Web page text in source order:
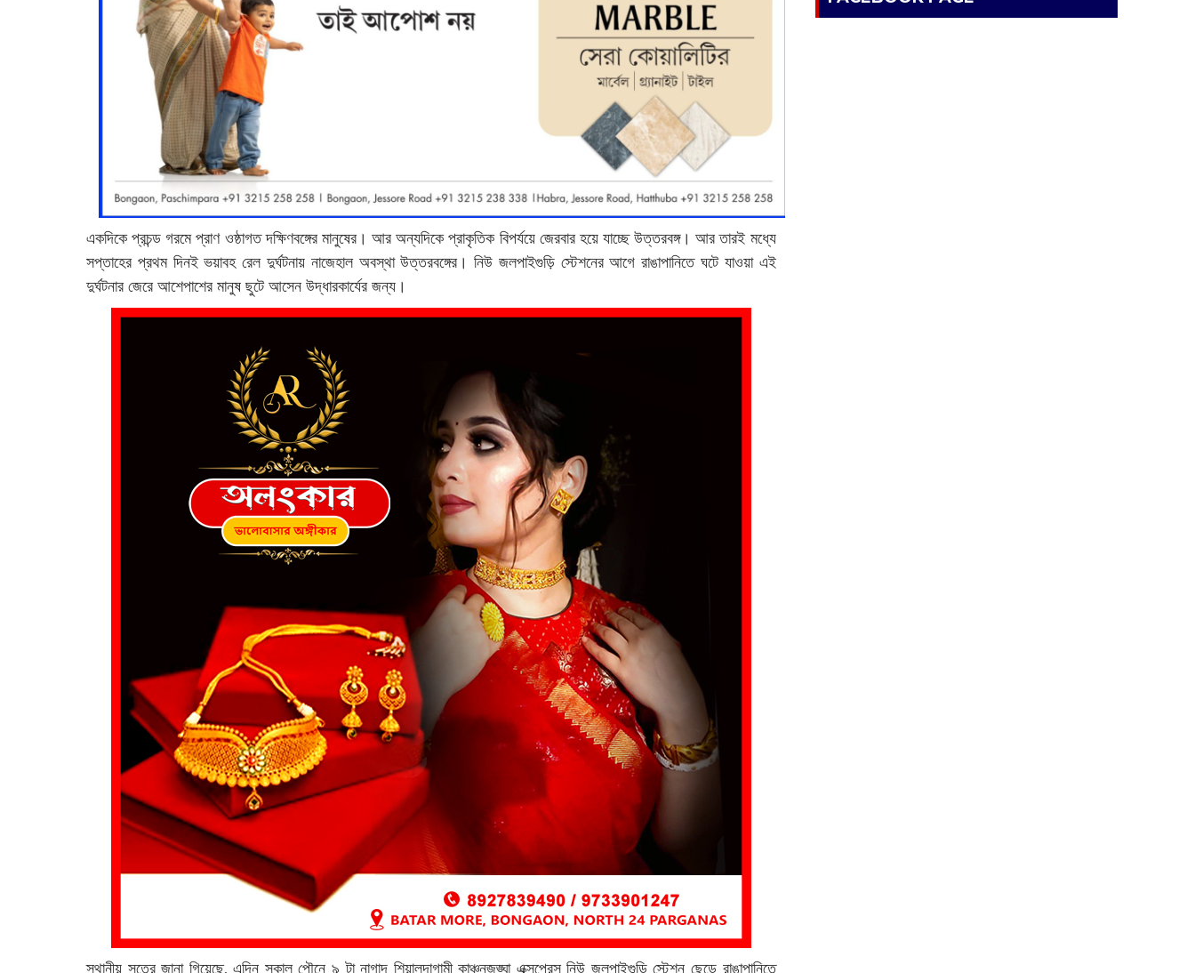
একদিকে প্রচন্ড গরমে প্রাণ ওষ্ঠাগত দক্ষিণবঙ্গের মানুষের। আর অন্যদিকে প্রাকৃতিক বিপর্যয়ে জেরবার হয়ে যাচ্ছে উত্তরবঙ্গ। আর তারই মধ্যে
সপ্তাহের প্রথম দিনই ভয়াবহ রেল দুর্ঘটনায় নাজেহাল অবস্থা উত্তরবঙ্গের। নিউ জলপাইগুড়ি স্টেশনের আগে রাঙাপানিতে ঘটে যাওয়া এই
দুর্ঘটনার জেরে আশেপাশের মানুষ ছুটে আসেন উদ্ধারকার্যের জন্য।
স্থানীয় সূত্রে জানা গিয়েছে, এদিন সকাল পৌনে ৯ টা নাগাদ শিয়ালদাগামী কাঞ্চনজঙ্ঘা এক্সপ্রেস নিউ জলপাইগুড়ি স্টেশন ছেড়ে রাঙাপানিতে